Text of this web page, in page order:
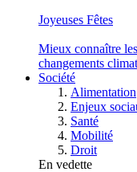
Joyeuses Fêtes
Mieux connaître
changements
Société
Alimentation
Enjeux
Santé
Mobilité
Droit
En vedette